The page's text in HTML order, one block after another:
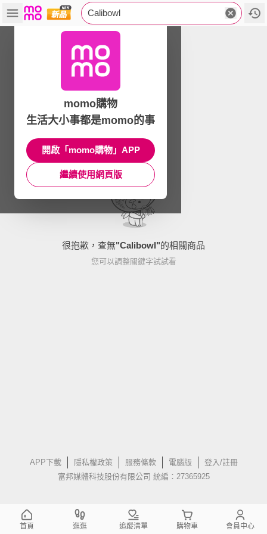
Calibowl
很抱歉，查無"Calibowl"的相關商品
您可以調整關鍵字試試看
APP下載 隱私權政策 服務條款 電腦版
登入/註冊
富邦媒體科技股份有限公司 統編：27365925
momo購物
生活大小事都是momo的事
開啟「momo購物」APP
繼續使用網頁版
首頁 逛逛 追蹤清單 購物車 會員中心